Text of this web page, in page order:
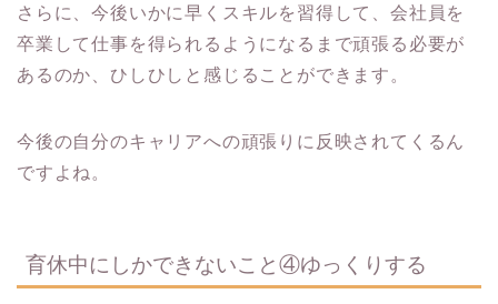
さらに、今後いかに早くスキルを習得して、会社員を
卒業して仕事を得られるようになるまで頑張る必要が
あるのか、ひしひしと感じることができます。
今後の自分のキャリアへの頑張りに反映されてくるん
ですよね。
育休中にしかできないこと④ゆっくりする